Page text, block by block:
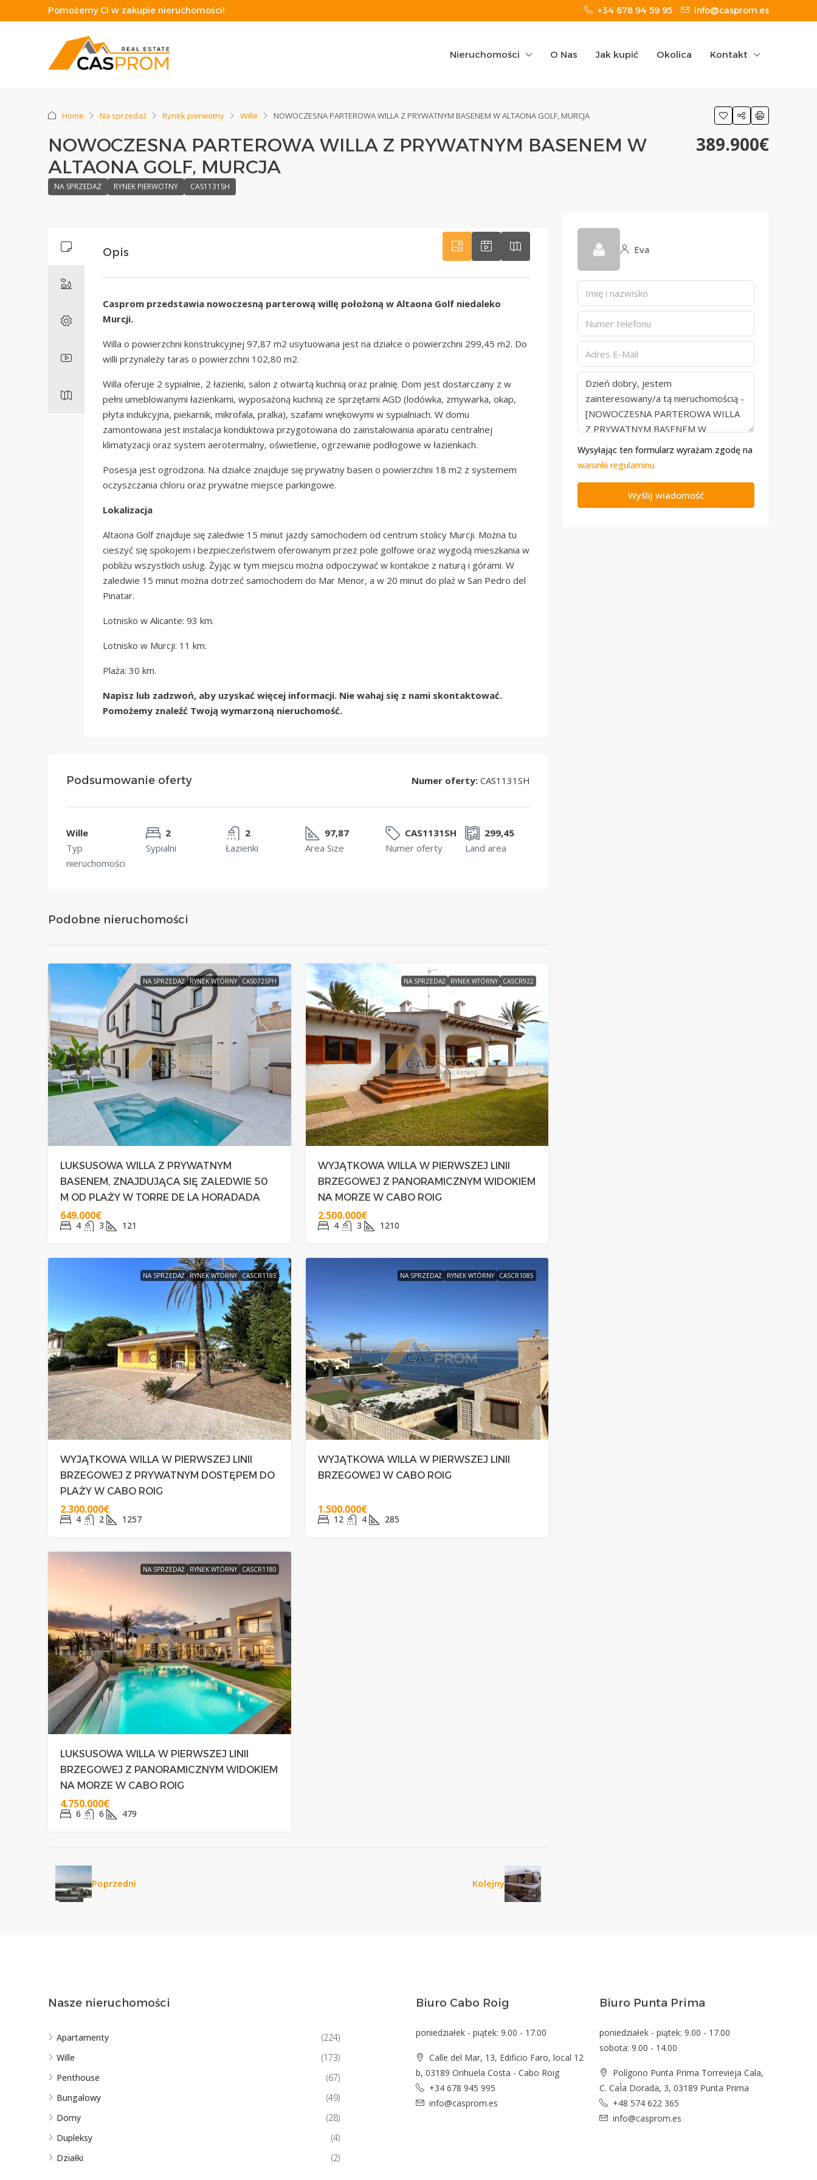
Pomożemy Ci w zakupie nieruchomości! +34 678 94 59 95 info@casprom.es
Nieruchomości O Nas Jak kupić Okolica Kontakt
Home Na sprzedaż Rynek pierwotny Wille NOWOCZESNA PARTEROWA WILLA Z PRYWATNYM BASENEM W ALTAONA GOLF, MURCJA
NOWOCZESNA PARTEROWA WILLA Z PRYWATNYM BASENEM W
ALTAONA GOLF, MURCJA
NA SPRZEDAŻ RYNEK PIERWOTNY CAS1131SH
389.900€
Opis
Casprom przedstawia nowoczesną parterową willę położoną w Altaona Golf niedaleko
Murcji.
Willa o powierzchni konstrukcyjnej 97,87 m2 usytuowana jest na działce o powierzchni 299,45 m2. Do
willi przynależy taras o powierzchni 102,80 m2.
Willa oferuje 2 sypialnie, 2 łazienki, salon z otwartą kuchnią oraz pralnię. Dom jest dostarczany z w
pełni umeblowanymi łazienkami, wyposażoną kuchnią ze sprzętami AGD (lodówka, zmywarka, okap,
płyta indukcyjna, piekarnik, mikrofala, pralka), szafami wnękowymi w sypialniach. W domu
zamontowana jest instalacja konduktowa przygotowana do zainstalowania aparatu centralnej
klimatyzacji oraz system aerotermalny, oświetlenie, ogrzewanie podłogowe w łazienkach.
Posesja jest ogrodzona. Na działce znajduje się prywatny basen o powierzchni 18 m2 z systemem
oczyszczania chloru oraz prywatne miejsce parkingowe.
Lokalizacja
Altaona Golf znajduje się zaledwie 15 minut jazdy samochodem od centrum stolicy Murcji. Można tu
cieszyć się spokojem i bezpieczeństwem oferowanym przez pole golfowe oraz wygodą mieszkania w
pobliżu wszystkich usług. Żyjąc w tym miejscu można odpoczywać w kontakcie z naturą i górami. W
zaledwie 15 minut można dotrzeć samochodem do Mar Menor, a w 20 minut do plaż w San Pedro del
Pinatar.
Lotnisko w Alicante: 93 km.
Lotnisko w Murcji: 11 km.
Plaża: 30 km.
Napisz lub zadzwoń, aby uzyskać więcej informacji. Nie wahaj się z nami skontaktować.
Pomożemy znaleźć Twoją wymarzoną nieruchomość.
Podsumowanie oferty Numer oferty: CAS1131SH
Wille
Typ
nieruchomości
2
Sypialni
2
Łazienki
97,87
Area Size
CAS1131SH
Numer oferty
299,45
Land area
Podobne nieruchomości
NA SPRZEDAŻ RYNEK WTÓRNY CAS072SPH
LUKSUSOWA WILLA Z PRYWATNYM
BASENEM, ZNAJDUJĄCA SIĘ ZALEDWIE 50
M OD PLAŻY W TORRE DE LA HORADADA
649.000€
4 3 121
NA SPRZEDAŻ RYNEK WTÓRNY CASCR922
WYJĄTKOWA WILLA W PIERWSZEJ LINII
BRZEGOWEJ Z PANORAMICZNYM WIDOKIEM
NA MORZE W CABO ROIG
2.500.000€
4 3 1210
NA SPRZEDAŻ RYNEK WTÓRNY CASCR1185
WYJĄTKOWA WILLA W PIERWSZEJ LINII
BRZEGOWEJ Z PRYWATNYM DOSTĘPEM DO
PLAŻY W CABO ROIG
2.300.000€
4 2 1257
NA SPRZEDAŻ RYNEK WTÓRNY CASCR1085
WYJĄTKOWA WILLA W PIERWSZEJ LINII
BRZEGOWEJ W CABO ROIG
1.500.000€
12 4 285
NA SPRZEDAŻ RYNEK WTÓRNY CASCR1180
LUKSUSOWA WILLA W PIERWSZEJ LINII
BRZEGOWEJ Z PANORAMICZNYM WIDOKIEM
NA MORZE W CABO ROIG
4.750.000€
6 6 479
Poprzedni Kolejny
Eva
Wysyłając ten formularz wyrażam zgodę na
warunki regulaminu
Wyślij wiadomość
Nasze nieruchomości
Apartamenty
(224)
Wille
(173)
Penthouse
(67)
Bungalowy
(49)
Domy
(28)
Dupleksy
(4)
Działki
(2)
Biuro Cabo Roig
poniedziałek - piątek: 9.00 - 17.00
Calle del Mar, 13, Edificio Faro, local 12
b, 03189 Orihuela Costa - Cabo Roig
+34 678 945 995
info@casprom.es
Biuro Punta Prima
poniedziałek - piątek: 9.00 - 17.00
sobota: 9.00 - 14.00
Polígono Punta Prima Torrevieja Cala,
C. CaÌa Dorada, 3, 03189 Punta Prima
+48 574 622 365
info@casprom.es